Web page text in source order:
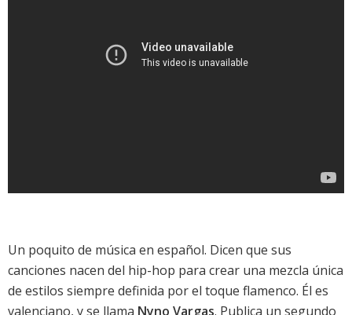
Un poquito de música en español. Dicen que sus
canciones nacen del hip-hop para crear una mezcla única
de estilos siempre definida por el toque flamenco. Él es
valenciano, y se llama Nyno Vargas. Publica un segundo